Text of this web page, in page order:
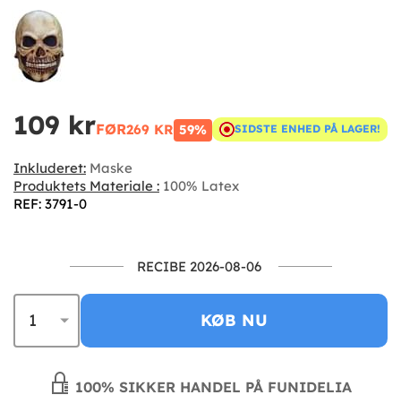
109 krFØR269 KR 59% SIDSTE ENHED PÅ LAGER!
Inkluderet: Maske
Produktets Materiale : 100% Latex
REF: 3791-0
RECIBE 2026-08-06
KØB NU
100% SIKKER HANDEL PÅ FUNIDELIA